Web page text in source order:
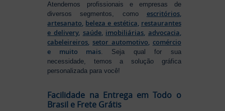
Atendemos profissionais e empresas de
diversos segmentos, como escritórios,
artesanato, beleza e estética, restaurantes
e delivery, saúde, imobiliárias, advocacia,
cabeleireiros, setor automotivo, comércio
e muito mais. Seja qual for sua
necessidade, temos a solução gráfica
personalizada para você!
Facilidade na Entrega em Todo o
Brasil e Frete Grátis